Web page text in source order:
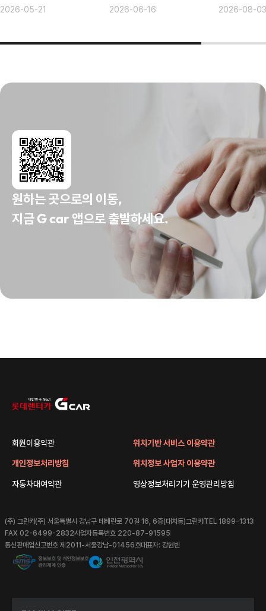
2026-05-21 2026-06-16 2026-08-03
원하는 곳으로의 이동,
지금 G car 앱으로 출발하세요.
회원이용약관
개인정보처리방침
자동차대여약관
위치기반 서비스 이용약관
위치정보 사업자 이용약관
영상정보처리기기 운영관리방침
(주) 그린카(주) 서울특별시 강남구 테헤란로 70길 16, 6층(대치동)그린카TEL 1899-1313
FAX 02-6499-2832사업자등록번호 220-87-91595
통신판매업신고번호 제2011-서울강남-01456호대표자: 강현빈